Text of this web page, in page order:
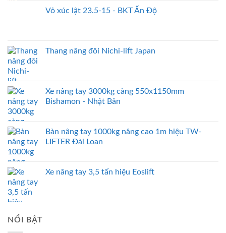
Vỏ xúc lật 23.5-15 - BKT Ấn Độ
Thang nâng đôi Nichi-lift Japan
Xe nâng tay 3000kg càng 550x1150mm
Bishamon - Nhật Bản
Bàn nâng tay 1000kg nâng cao 1m hiệu TW-
LIFTER Đài Loan
Xe nâng tay 3,5 tấn hiệu Eoslift
NỔI BẬT